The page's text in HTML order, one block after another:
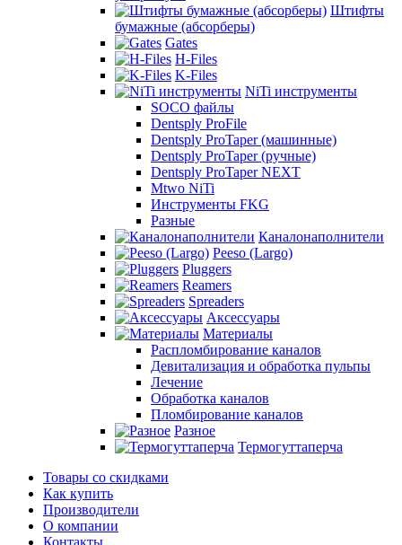
Штифты
бумажные (абсорберы)
Gates
H-Files
K-Files
NiTi инструменты
SOCO файлы
Dentsply ProFile
Dentsply ProTaper (машинные)
Dentsply ProTaper (ручные)
Dentsply ProTaper NEXT
Mtwo NiTi
Инструменты FKG
Разные
Каналонаполнители
Peeso (Largo)
Pluggers
Reamers
Spreaders
Аксессуары
Материалы
Распломбирование каналов
Девитализация и обработка пульпы
Лечение
Обработка каналов
Пломбирование каналов
Разное
Термогуттаперча
Товары со скидками
Как купить
Производители
О компании
Контакты